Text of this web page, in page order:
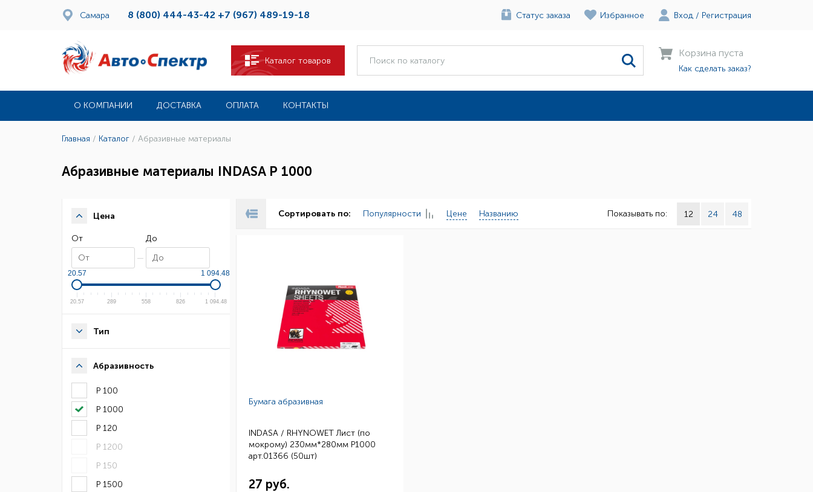
Самара 8 (800) 444-43-42 +7 (967) 489-19-18 Статус заказа Избранное Вход / Регистрация
Каталог товаров
Корзина пуста
Как сделать заказ?
О КОМПАНИИ ДОСТАВКА ОПЛАТА КОНТАКТЫ
Главная / Каталог / Абразивные материалы
Абразивные материалы INDASA Р 1000
Цена
От До
20.57 1 094.48
20.57 289 558 826 1 094.48
Тип
Абразивность
Р 100
Р 1000
Р 120
Р 1200
Р 150
Р 1500
Сортировать по: Популярности Цене Названию Показывать по: 12 24 48
Бумага абразивная
INDASA / RHYNOWET Лист (по
мокрому) 230мм*280мм Р1000
арт.01366 (50шт)
27 руб.